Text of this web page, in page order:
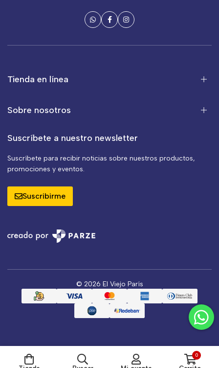
Tienda en línea
Sobre nosotros
Suscríbete a nuestro newsletter
Suscríbete para recibir noticias sobre nuestros productos,
promociones y eventos.
Suscribirme
© 2026 El Viejo París
0